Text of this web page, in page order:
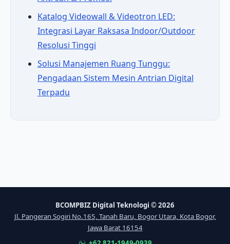
Katalog Videowall & Videotron LED:
Integrasi Layar Raksasa Indoor/Outdoor
Resolusi Tinggi
Solusi Manajemen Ruang Tunggu:
Pengadaan Sistem Mesin Antrian Digital
Terpadu
BCOMPBIZ Digital Teknologi © 2026
Jl. Pangeran Sogiri No.165, Tanah Baru, Bogor Utara, Kota Bogor,
Jawa Barat 16154